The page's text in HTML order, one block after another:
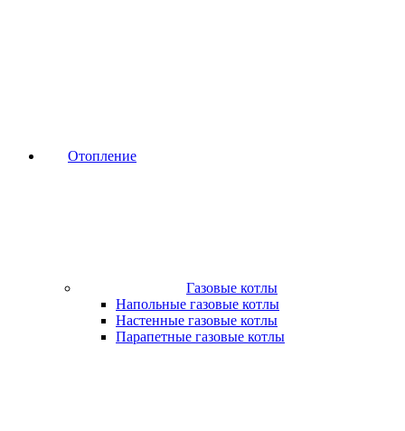
Отопление
Газовые котлы
Напольные газовые котлы
Настенные газовые котлы
Парапетные газовые котлы